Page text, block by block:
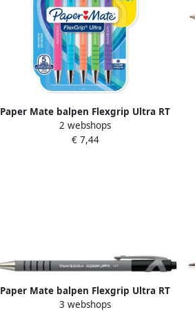
Paper Mate balpen Flexgrip Ultra RT
Brights medium blauwe inkt blister
van 5 stuks assorti
2 webshops
€ 7,44
Paper Mate balpen Flexgrip Ultra RT
medium zwart
3 webshops